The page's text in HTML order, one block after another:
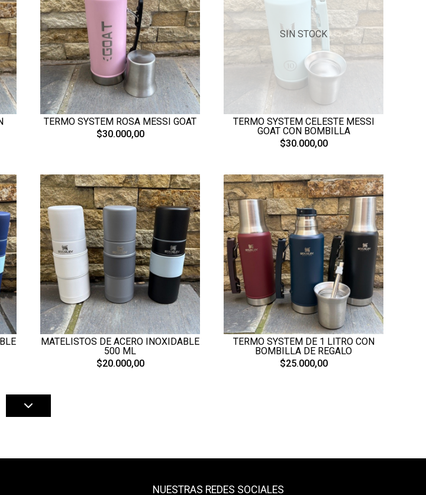
TERMO SYSTEM ROSA MESSI GOAT
$30.000,00
SIN STOCK
TERMO SYSTEM CELESTE MESSI
GOAT CON BOMBILLA
$30.000,00
MATELISTOS DE ACERO INOXIDABLE
500 ML
$20.000,00
TERMO SYSTEM DE 1 LITRO CON
BOMBILLA DE REGALO
$25.000,00
NUESTRAS REDES SOCIALES